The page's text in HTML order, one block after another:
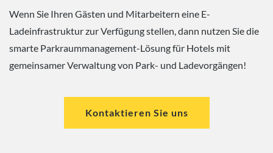
Wenn Sie Ihren Gästen und Mitarbeitern eine E-
Ladeinfrastruktur zur Verfügung stellen, dann nutzen Sie die
smarte Parkraummanagement-Lösung für Hotels mit
gemeinsamer Verwaltung von Park- und Ladevorgängen!
Kontaktieren Sie uns